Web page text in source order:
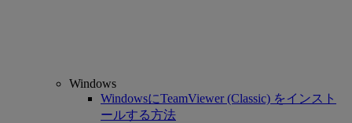
Windows
WindowsにTeamViewer (Classic) をインスト
ールする方法